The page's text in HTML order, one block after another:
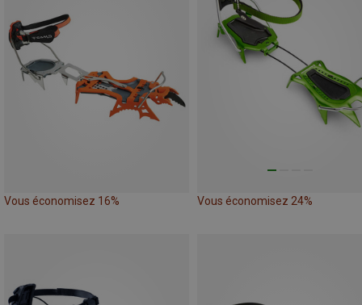
Vous économisez 16% Vous économisez 24%